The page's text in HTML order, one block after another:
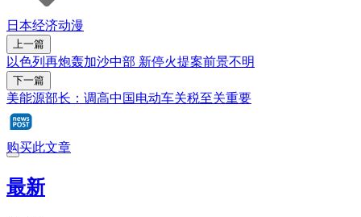
日本经济动漫
上一篇
以色列再炮轰加沙中部 新停火提案前景不明
下一篇
美能源部长：调高中国电动车关税至关重要
购买此文章
最新